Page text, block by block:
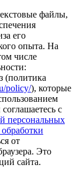
файлы,
его
опыта. На
числе
(политика
policy/), которые
с
персональных
от
Это
сайта.